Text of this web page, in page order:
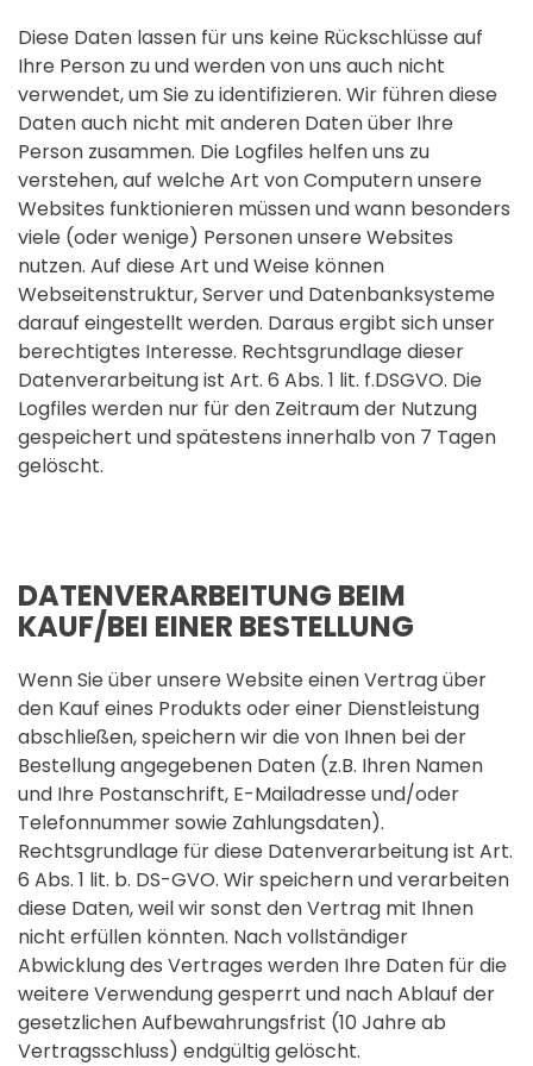
Diese Daten lassen für uns keine Rückschlüsse auf
Ihre Person zu und werden von uns auch nicht
verwendet, um Sie zu identifizieren. Wir führen diese
Daten auch nicht mit anderen Daten über Ihre
Person zusammen. Die Logfiles helfen uns zu
verstehen, auf welche Art von Computern unsere
Websites funktionieren müssen und wann besonders
viele (oder wenige) Personen unsere Websites
nutzen. Auf diese Art und Weise können
Webseitenstruktur, Server und Datenbanksysteme
darauf eingestellt werden. Daraus ergibt sich unser
berechtigtes Interesse. Rechtsgrundlage dieser
Datenverarbeitung ist Art. 6 Abs. 1 lit. f.DSGVO. Die
Logfiles werden nur für den Zeitraum der Nutzung
gespeichert und spätestens innerhalb von 7 Tagen
gelöscht.
DATENVERARBEITUNG BEIM
KAUF/BEI EINER BESTELLUNG
Wenn Sie über unsere Website einen Vertrag über
den Kauf eines Produkts oder einer Dienstleistung
abschließen, speichern wir die von Ihnen bei der
Bestellung angegebenen Daten (z.B. Ihren Namen
und Ihre Postanschrift, E-Mailadresse und/oder
Telefonnummer sowie Zahlungsdaten).
Rechtsgrundlage für diese Datenverarbeitung ist Art.
6 Abs. 1 lit. b. DS-GVO. Wir speichern und verarbeiten
diese Daten, weil wir sonst den Vertrag mit Ihnen
nicht erfüllen könnten. Nach vollständiger
Abwicklung des Vertrages werden Ihre Daten für die
weitere Verwendung gesperrt und nach Ablauf der
gesetzlichen Aufbewahrungsfrist (10 Jahre ab
Vertragsschluss) endgültig gelöscht.